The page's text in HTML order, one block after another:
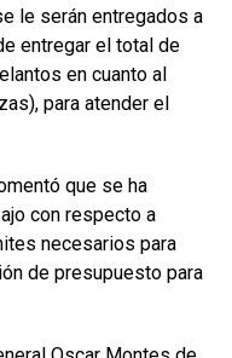
le serán entregados a
entregar el total de
en cuanto al
para atender el
que se ha
con respecto a
necesarios para
de presupuesto para